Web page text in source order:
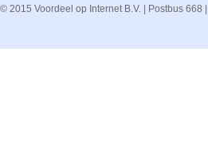
© 2015 Voordeel op Internet B.V. | Postbus